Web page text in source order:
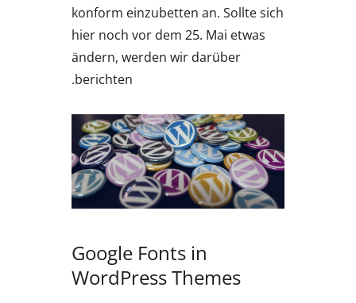
konform einzubetten an. Sollte sich
hier noch vor dem 25. Mai etwas
ändern, werden wir darüber
berichten.
Google Fonts in
WordPress Themes